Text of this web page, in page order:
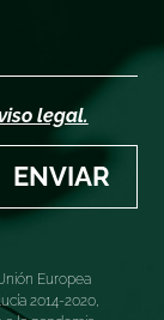
legal.
ENVIAR
Europea
2014-2020,